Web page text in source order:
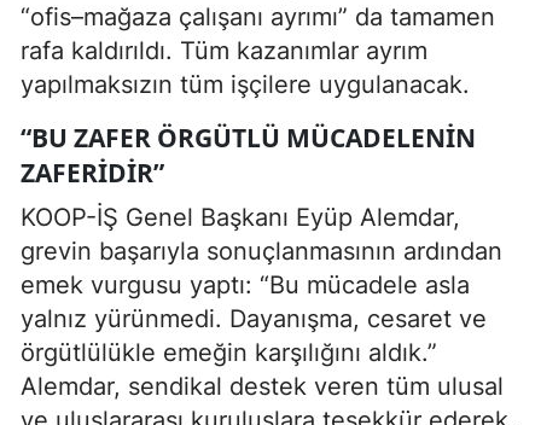
“ofis–mağaza çalışanı ayrımı” da tamamen
rafa kaldırıldı. Tüm kazanımlar ayrım
yapılmaksızın tüm işçilere uygulanacak.
“BU ZAFER ÖRGÜTLÜ MÜCADELENIN
ZAFERIDIR”
KOOP-İŞ Genel Başkanı Eyüp Alemdar,
grevin başarıyla sonuçlanmasının ardından
emek vurgusu yaptı: “Bu mücadele asla
yalnız yürünmedi. Dayanışma, cesaret ve
örgütlülükle emeğin karşılığını aldık.”
Alemdar, sendikal destek veren tüm ulusal